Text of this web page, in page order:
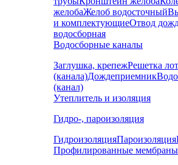
желобаЖелоб водосточный
и комплектующиеОтвод
водосборная
Водосборные каналы
Заглушка, крепежРешетка
(канала)Дождеприемник
(канал)
Утеплитель и изоляция
Гидро-, пароизоляция
ГидроизоляцияПароизоляция
Профилированные мембраны